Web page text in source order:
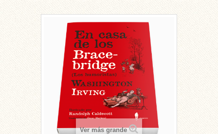
Ver más grande